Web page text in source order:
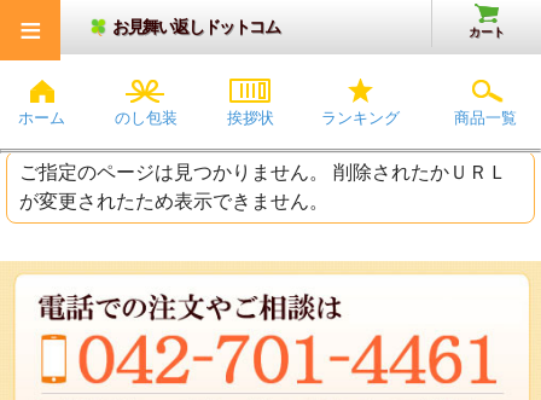
お見舞い返しドットコム カート
ホーム のし包装 挨拶状 ランキング 商品一覧
≡
ご指定のページは見つかりません。 削除されたかＵＲＬ
が変更されたため表示できません。